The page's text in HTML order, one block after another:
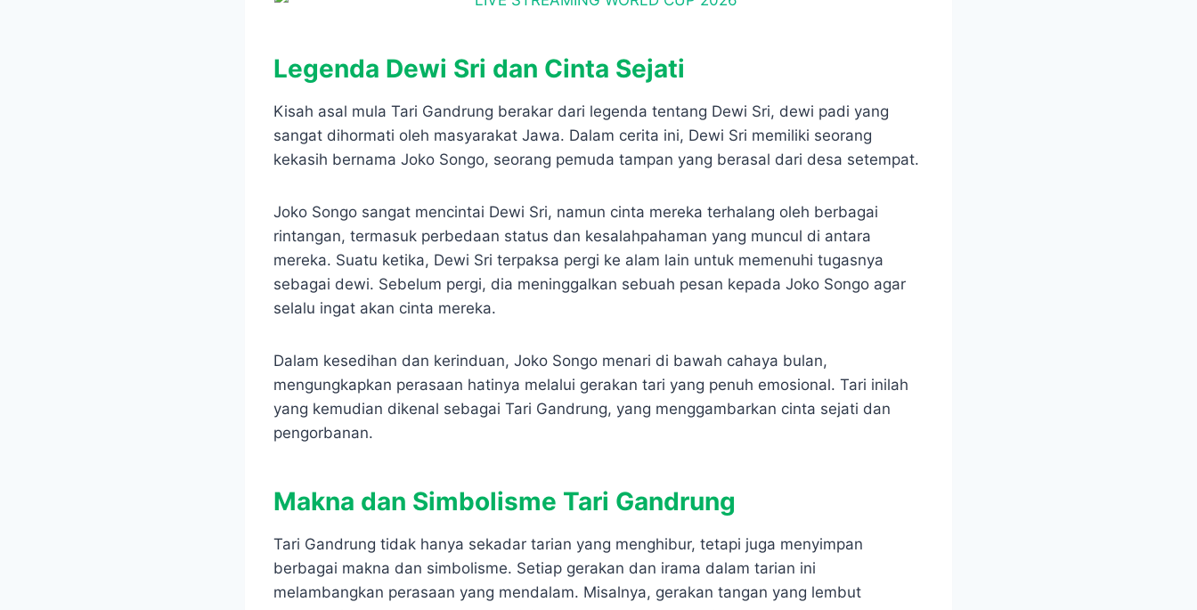
Legenda Dewi Sri dan Cinta Sejati
Kisah asal mula Tari Gandrung berakar dari legenda tentang Dewi Sri, dewi padi yang
sangat dihormati oleh masyarakat Jawa. Dalam cerita ini, Dewi Sri memiliki seorang
kekasih bernama Joko Songo, seorang pemuda tampan yang berasal dari desa setempat.
Joko Songo sangat mencintai Dewi Sri, namun cinta mereka terhalang oleh berbagai
rintangan, termasuk perbedaan status dan kesalahpahaman yang muncul di antara
mereka. Suatu ketika, Dewi Sri terpaksa pergi ke alam lain untuk memenuhi tugasnya
sebagai dewi. Sebelum pergi, dia meninggalkan sebuah pesan kepada Joko Songo agar
selalu ingat akan cinta mereka.
Dalam kesedihan dan kerinduan, Joko Songo menari di bawah cahaya bulan,
mengungkapkan perasaan hatinya melalui gerakan tari yang penuh emosional. Tari inilah
yang kemudian dikenal sebagai Tari Gandrung, yang menggambarkan cinta sejati dan
pengorbanan.
Makna dan Simbolisme Tari Gandrung
Tari Gandrung tidak hanya sekadar tarian yang menghibur, tetapi juga menyimpan
berbagai makna dan simbolisme. Setiap gerakan dan irama dalam tarian ini
melambangkan perasaan yang mendalam. Misalnya, gerakan tangan yang lembut